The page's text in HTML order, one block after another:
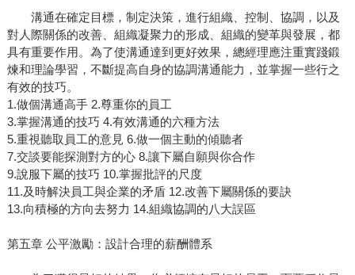
溝通在確定目標，制定決策，進行組織、控制、協調，以及
對人際關係的改善、組織凝聚力的形成、組織的變革與發展，都
具有重要作用。為了使溝通達到更好效果，總經理應注重實踐鍛
煉和理論學習，不斷提高自身的協調溝通能力，並掌握一些行之
有效的技巧。
1.做個溝通高手 2.尊重你的員工
3.掌握溝通的技巧 4.有效溝通的六種方法
5.重視聽取員工的意見 6.做一個主動的傾聽者
7.交談要能探測對方的心 8.讓下屬自願與你合作
9.說服下屬的技巧 10.掌握批評的尺度
11.及時解決員工與企業的矛盾 12.改善下屬關係的要訣
13.向積極的方向去努力 14.組織協調的八大誤區
第五章 公平激勵：設計合理的薪酬體系